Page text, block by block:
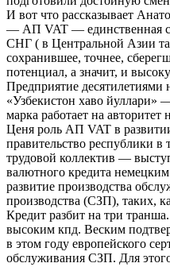
И вот что рассказывает
— АП VAT — единственная
СНГ ( в Центральной Азии
сохранившее, точнее,
потенциал, а значит, и
Предприятие
«Узбекистон хаво йуллари»
марка работает на
Ценя роль АП VAT в
правительство республики
трудовой коллектив —
валютного кредита
развитие производства
производства (СЗП), таких,
Кредит разбит на три
высоким кпд. Веским
в этом году европейского
обслуживания СЗП. Для